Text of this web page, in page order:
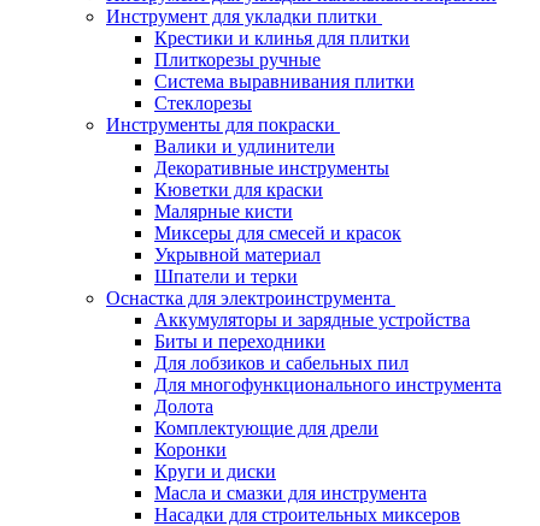
Инструмент для укладки плитки
Крестики и клинья для плитки
Плиткорезы ручные
Система выравнивания плитки
Стеклорезы
Инструменты для покраски
Валики и удлинители
Декоративные инструменты
Кюветки для краски
Малярные кисти
Миксеры для смесей и красок
Укрывной материал
Шпатели и терки
Оснастка для электроинструмента
Аккумуляторы и зарядные устройства
Биты и переходники
Для лобзиков и сабельных пил
Для многофункционального инструмента
Долота
Комплектующие для дрели
Коронки
Круги и диски
Масла и смазки для инструмента
Насадки для строительных миксеров